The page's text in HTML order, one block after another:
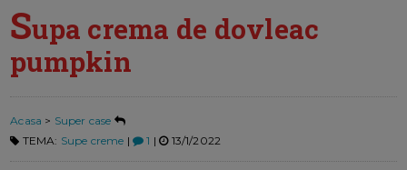
Supa crema de dovleac
pumpkin
Acasa > Super case
TEMA: Supe creme | 1 | 13/1/2022